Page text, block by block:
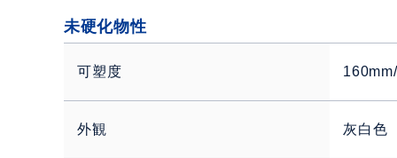
未硬化物性
可塑度
外観 灰白色